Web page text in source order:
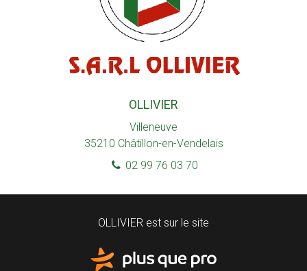
OLLIVIER
Villeneuve
35210 Châtillon-en-Vendelais
02 99 76 03 70
OLLIVIER est sur le site